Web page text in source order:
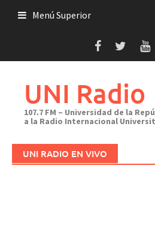
Menú Superior
UNI Radio
107.7 FM – Universidad de la
a la Radio Internacional
UNI RADIO EN VIVO